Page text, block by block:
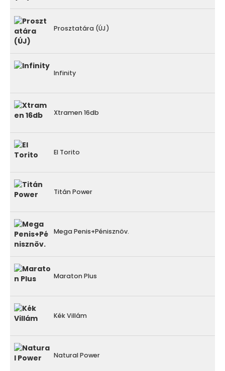
Prosztatára (ÚJ)
Infinity
Xtramen 16db
El Torito
Titán Power
Mega Penis+Pénisznöv.
Maraton Plus
Kék Villám
Natural Power